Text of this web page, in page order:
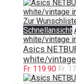
Zur
Schnellansicht
white/vintage
Asics
white/
Fr. 119.90 Fr.